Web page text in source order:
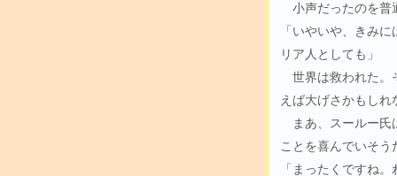
小声だったのを普
「いやいや、きみ
リア人としても」
世界は救われた。
えば大げさかもし
まあ、スールー氏
ことを喜んでいそう
「まったくですね